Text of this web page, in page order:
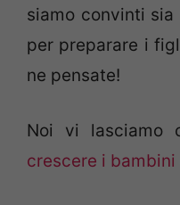
siamo convinti sia
per preparare i
ne pensate!
Noi vi lasciamo
crescere i